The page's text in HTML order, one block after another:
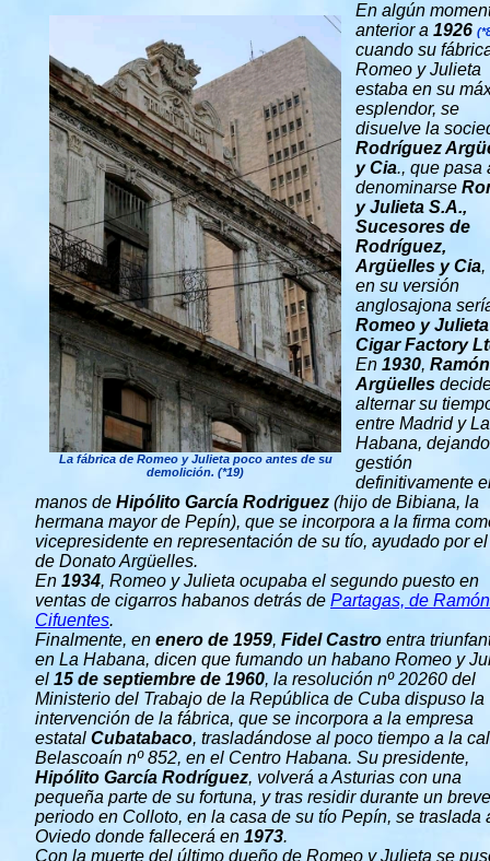
La fábrica de Romeo y Julieta poco antes de su
demolición. (*19)
En algún
anterior a 1926
cuando su
Romeo y Julieta
estaba en su
esplendor, se
disuelve la
Rodríguez
y Cia., que pasa
denominarse
y Julieta S.A.,
Sucesores de
Rodríguez,
Argüelles y Cia,
en su versión
anglosajona
Romeo y Julieta
Cigar Factory
En 1930, Ramón
Argüelles
alternar su
entre Madrid y La
Habana,
gestión
definitivamente
manos de Hipólito García Rodriguez (hijo de Bibiana, la
hermana mayor de Pepín), que se incorpora a la firma
vicepresidente en representación de su tío, ayudado por
de Donato Argüelles.
En 1934, Romeo y Julieta ocupaba el segundo puesto en
ventas de cigarros habanos detrás de Partagas, de Ramón
Cifuentes.
Finalmente, en enero de 1959, Fidel Castro entra
en La Habana, dicen que fumando un habano Romeo y
el 15 de septiembre de 1960, la resolución nº 20260 del
Ministerio del Trabajo de la República de Cuba dispuso la
intervención de la fábrica, que se incorpora a la empresa
estatal Cubatabaco, trasladándose al poco tiempo a la
Belascoaín nº 852, en el Centro Habana. Su presidente,
Hipólito García Rodríguez, volverá a Asturias con una
pequeña parte de su fortuna, y tras residir durante un breve
periodo en Colloto, en la casa de su tío Pepín, se traslada
Oviedo donde fallecerá en 1973.
Con la muerte del último dueño de Romeo y Julieta se